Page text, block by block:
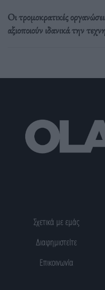
Οι τρομοκρατικές
αξιοποιούν ιδανικά την
Σχετικά με εμάς
Διαφημιστείτε
Επικοινωνία